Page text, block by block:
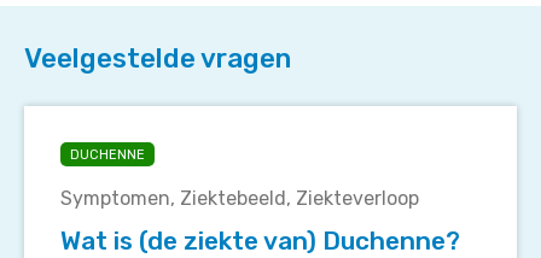
Veelgestelde vragen
ziekte
van)
DUCHENNE
Symptomen Ziektebeeld Ziekteverloop
Wat is (de ziekte van) Duchenne?